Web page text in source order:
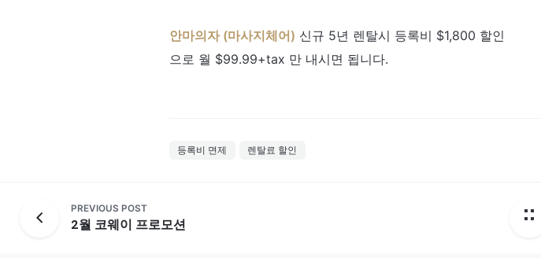
안마의자 (마사지체어) 신규 5년 렌탈시 등록비 $1,800 할인
으로 월 $99.99+tax 만 내시면 됩니다.
등록비 면제 렌탈료 할인
PREVIOUS POST
2월 코웨이 프로모션